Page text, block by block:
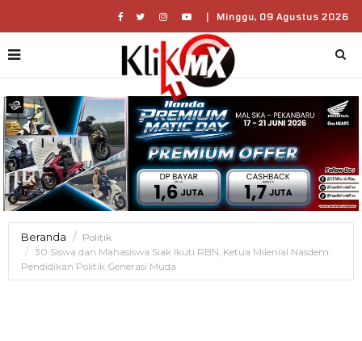
| Minggu, 09 Agustus 2026
Beranda
Politik
30 Siswa dan Mahasiswa Siak Ikuti RBN, Ketua Milenial Nasdem:
Pendidikan Politik Generasi Muda